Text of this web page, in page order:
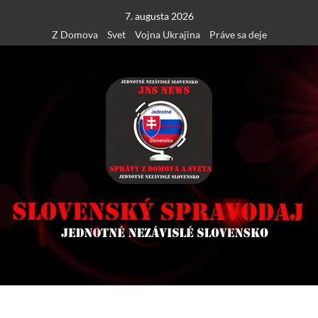
content
7. augusta 2026
Z Domova
Svet Vojna Ukrajina Práve sa deje